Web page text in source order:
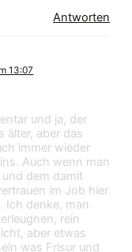
Antworten
13:07
und ja, der
älter, aber das
immer wieder
Auch wenn man
dem damit
im Job hier
Ich denke, man
rein
aber etwas
was Frisur und